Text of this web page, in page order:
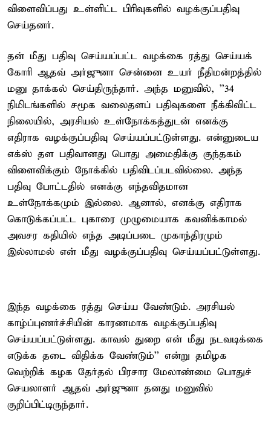
விளைவிப்பது உள்ளிட்ட பிரிவுகளில் வழக்குப்பதிவு
செய்தனர்.
தன் மீது பதிவு செய்யப்பட்ட வழக்கை ரத்து செய்யக்
கோரி ஆதவ் அர்ஜுனா சென்னை உயர் நீதிமன்றத்தில்
மனு தாக்கல் செய்திருந்தார். அந்த மனுவில், ''34
நிமிடங்களில் சமூக வலைதளப் பதிவுகளை நீக்கிவிட்ட
நிலையில், அரசியல் உள்நோக்கத்துடன் எனக்கு
எதிராக வழக்குப்பதிவு செய்யப்பட்டுள்ளது. என்னுடைய
எக்ஸ் தள பதிவானது பொது அமைதிக்கு குந்தகம்
விளைவிக்கும் நோக்கில் பதிவிடப்படவில்லை. அந்த
பதிவு போட்டதில் எனக்கு எந்தவிதமான
உள்நோக்கமும் இல்லை. ஆனால், எனக்கு எதிராக
கொடுக்கப்பட்ட புகாரை முழுமையாக கவனிக்காமல்
அவசர கதியில் எந்த அடிப்படை முகாந்திரமும்
இல்லாமல் என் மீது வழக்குப்பதிவு செய்யப்பட்டுள்ளது.
இந்த வழக்கை ரத்து செய்ய வேண்டும். அரசியல்
காழ்ப்புணர்ச்சியின் காரணமாக வழக்குப்பதிவு
செய்யப்பட்டுள்ளது. காவல் துறை என் மீது நடவடிக்கை
எடுக்க தடை விதிக்க வேண்டும்'' என்று தமிழக
வெற்றிக் கழக தேர்தல் பிரசார மேலாண்மை பொதுச்
செயலாளர் ஆதவ் அர்ஜுனா தனது மனுவில்
குறிப்பிட்டிருந்தார்.